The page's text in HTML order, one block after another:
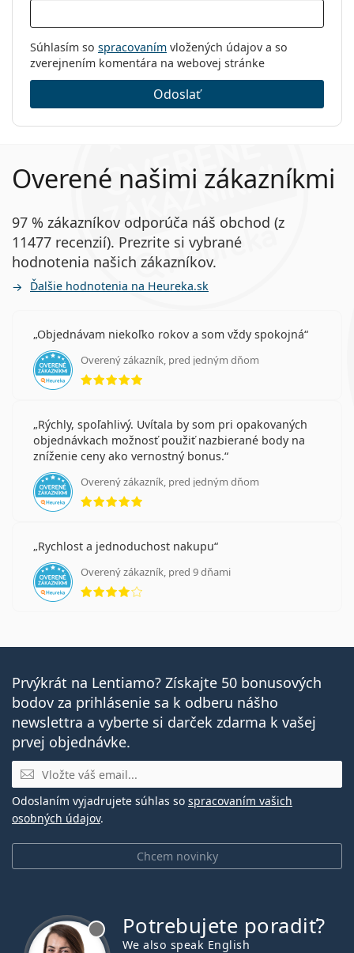
Súhlasím so spracovaním vložených údajov a so
zverejnením komentára na webovej stránke
Odoslať
Overené našimi zákazníkmi
97 % zákazníkov odporúča náš obchod (z
11477 recenzií). Prezrite si vybrané
hodnotenia našich zákazníkov.
Ďalšie hodnotenia na Heureka.sk
Objednávam niekoľko rokov a som vždy spokojná
Overený zákazník, pred jedným dňom
hodnotenie 5 z 5
Rýchly, spoľahlivý. Uvítala by som pri opakovaných
objednávkach možnosť použiť nazbierané body na
zníženie ceny ako vernostný bonus.
Overený zákazník, pred jedným dňom
hodnotenie 5 z 5
Rychlost a jednoduchost nakupu
Overený zákazník, pred 9 dňami
hodnotenie 4 z 5
Prvýkrát na Lentiamo? Získajte 50 bonusových
bodov za prihlásenie sa k odberu nášho
newslettra a vyberte si darček zdarma k vašej
prvej objednávke.
E-mail
Chcem novinky
Odoslaním vyjadrujete súhlas so spracovaním vašich
osobných údajov.
Potrebujete poradiť?
We also speak English